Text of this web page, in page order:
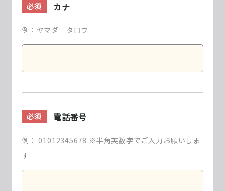
必須 カナ
例：ヤマダ タロウ
必須 電話番号
例： 01012345678 ※半角英数字でご入力お願いしま
す